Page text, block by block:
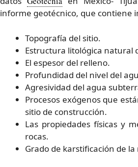
informe geotécnico, que contiene
Topografía del sitio.
Estructura litológica natural
El espesor del relleno.
Profundidad del nivel del
Agresividad del agua
Procesos exógenos que
sitio de construcción.
Las propiedades físicas y
rocas.
Grado de karstificación de la